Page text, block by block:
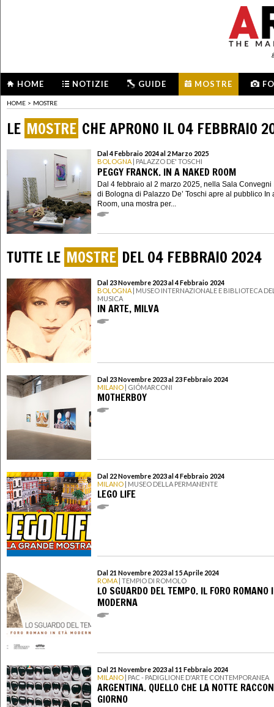
HOME NOTIZIE GUIDE MOSTRE
HOME > MOSTRE
LE MOSTRE CHE APRONO IL 04 FEBBRAIO
Dal 4 Febbraio 2024 al 2 Marzo 2025
BOLOGNA | PALAZZO DE' TOSCHI
PEGGY FRANCK. IN A NAKED ROOM
Dal 4 febbraio al 2 marzo 2025, nella Sala Convegni
di Bologna di Palazzo De’ Toschi apre al pubblico In
Room, una mostra per...
TUTTE LE MOSTRE DEL 04 FEBBRAIO 2024
Dal 23 Novembre 2023 al 4 Febbraio 2024
BOLOGNA | MUSEO INTERNAZIONALE E BIBLIOTECA
MUSICA
IN ARTE, MILVA
Dal 23 Novembre 2023 al 23 Febbraio 2024
MILANO | GIÓMARCONI
MOTHERBOY
Dal 22 Novembre 2023 al 4 Febbraio 2024
MILANO | MUSEO DELLA PERMANENTE
LEGO LIFE
Dal 21 Novembre 2023 al 15 Aprile 2024
ROMA | TEMPIO DI ROMOLO
LO SGUARDO DEL TEMPO. IL FORO ROMANO
MODERNA
Dal 21 Novembre 2023 al 11 Febbraio 2024
MILANO | PAC - PADIGLIONE D'ARTE CONTEMPORANEA
ARGENTINA. QUELLO CHE LA NOTTE
GIORNO